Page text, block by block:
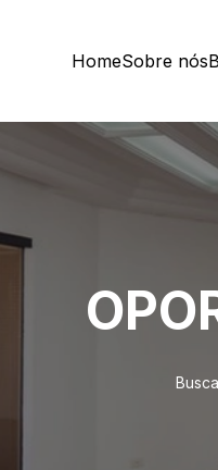
HomeSobre nós